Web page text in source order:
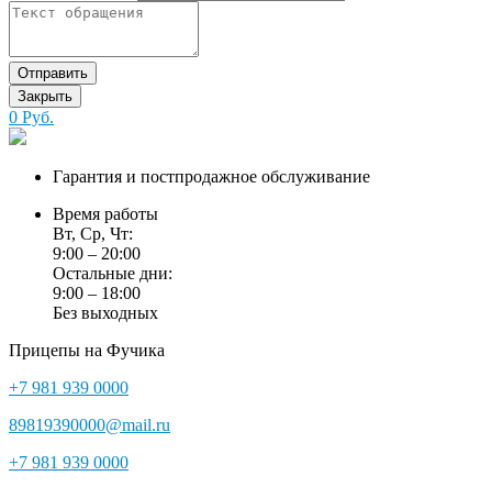
Отправить
Закрыть
0 Руб.
Гарантия и постпродажное обслуживание
Время работы
Вт, Ср, Чт:
9:00 – 20:00
Остальные дни:
9:00 – 18:00
Без выходных
Прицепы на Фучика
+7 981 939 0000
89819390000@mail.ru
+7 981 939 0000